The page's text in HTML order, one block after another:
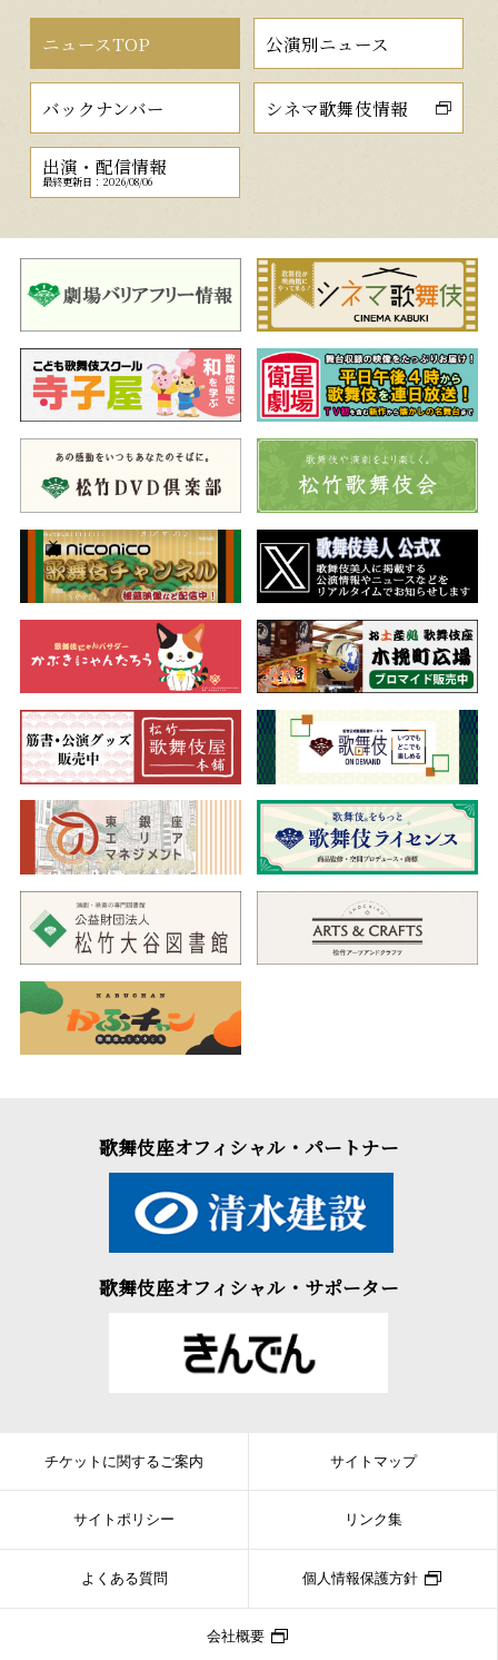
ニュースTOP 公演別ニュース
バックナンバー シネマ歌舞伎情報
出演・配信情報
最終更新日：2026/08/06
歌舞伎座オフィシャル・パートナー
歌舞伎座オフィシャル・サポーター
チケットに関するご案内 サイトマップ
サイトポリシー リンク集
よくある質問 個人情報保護方針
会社概要